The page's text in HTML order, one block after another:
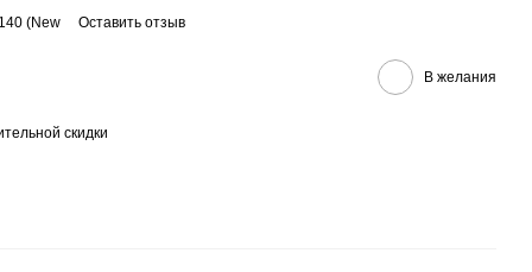
(New Оставить отзыв
В желания
скидки